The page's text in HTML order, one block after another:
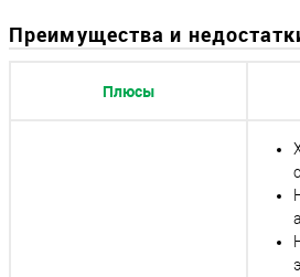
Преимущества и
Плюсы